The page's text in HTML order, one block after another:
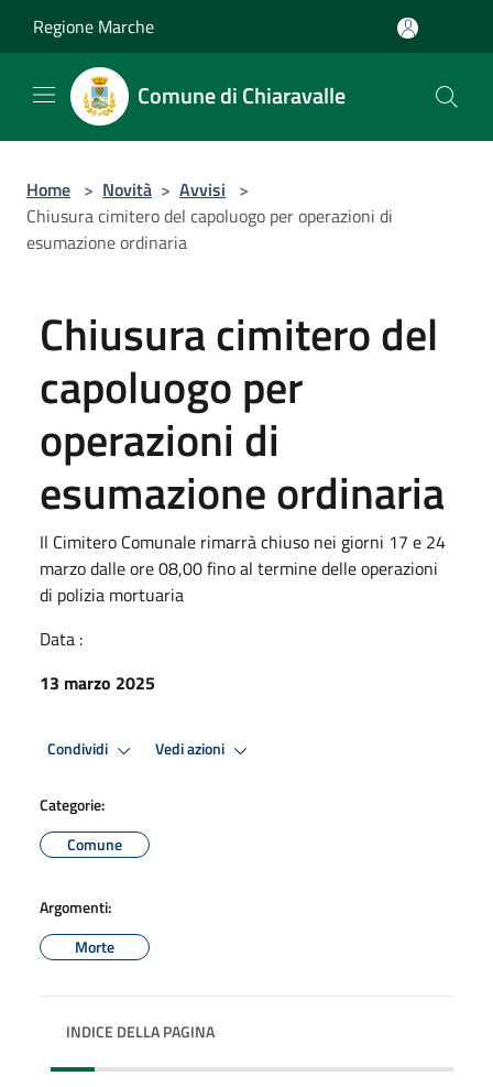
Regione Marche
Comune di Chiaravalle
Home > Novità > Avvisi >
Chiusura cimitero del capoluogo per operazioni di
esumazione ordinaria
Chiusura cimitero del
capoluogo per
operazioni di
esumazione ordinaria
Il Cimitero Comunale rimarrà chiuso nei giorni 17 e 24
marzo dalle ore 08,00 fino al termine delle operazioni
di polizia mortuaria
Data :
13 marzo 2025
Condividi Vedi azioni
Categorie:
Comune
Argomenti:
Morte
INDICE DELLA PAGINA